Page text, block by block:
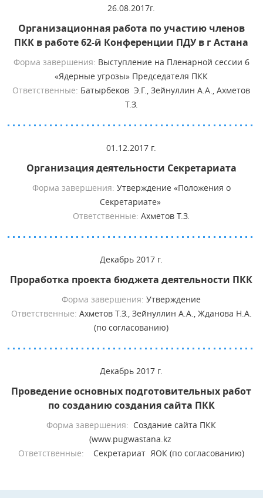
26.08.2017г.
Организационная работа по участию членов
ПКК в работе 62-й Конференции ПДУ в г Астана
Форма завершения: Выступление на Пленарной сессии 6
«Ядерные угрозы» Председателя ПКК
Ответственные: Батырбеков Э.Г., Зейнуллин А.А., Ахметов
Т.З.
01.12.2017 г.
Организация деятельности Секретариата
Форма завершения: Утверждение «Положения о
Секретариате»
Ответственные: Ахметов Т.З.
Декабрь 2017 г.
Проработка проекта бюджета деятельности ПКК
Форма завершения: Утверждение
Ответственные: Ахметов Т.З., Зейнуллин А.А., Жданова Н.А.
(по согласованию)
Декабрь 2017 г.
Проведение основных подготовительных работ
по созданию создания сайта ПКК
Форма завершения: Создание сайта ПКК
(www.pugwastana.kz
Ответственные: Секретариат ЯОК (по согласованию)